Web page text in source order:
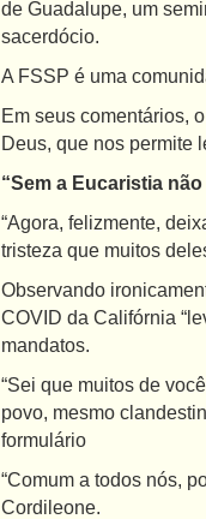
de Guadalupe, um
sacerdócio.
A FSSP é uma
Em seus comentários,
Deus, que nos permite
“Sem a Eucaristia
“Agora, felizmente,
tristeza que muitos
Observando
COVID da Califórnia
mandatos.
“Sei que muitos de
povo, mesmo
formulário
“Comum a todos nós,
Cordileone.